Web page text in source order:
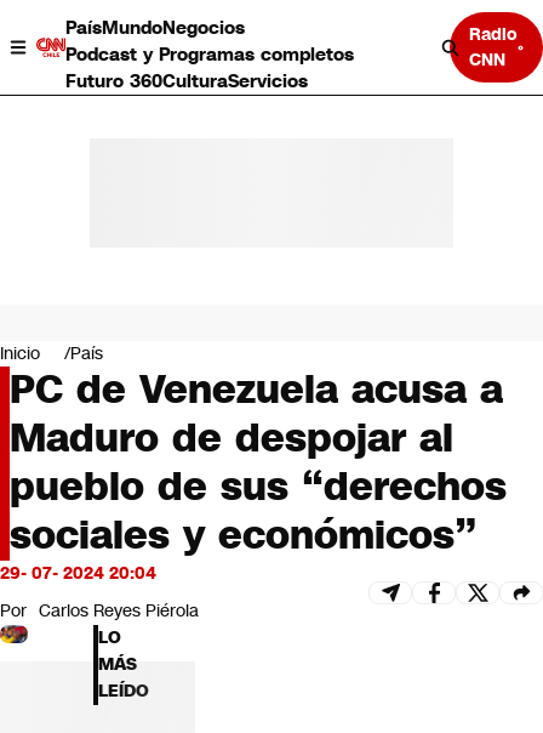
PaísMundoNegocios
Podcast y Programas completos
Futuro 360CulturaServicios
Radio
CNN
Negocios
Deportes
Programas completos
Cultura
Servicios
Bits
CNN tiempo
Futuro 360
Inicio País
PC de Venezuela acusa a
Maduro de despojar al
pueblo de sus “derechos
sociales y económicos”
29- 07- 2024 20:04
Por Carlos Reyes Piérola
LO
MÁS
LEÍDO